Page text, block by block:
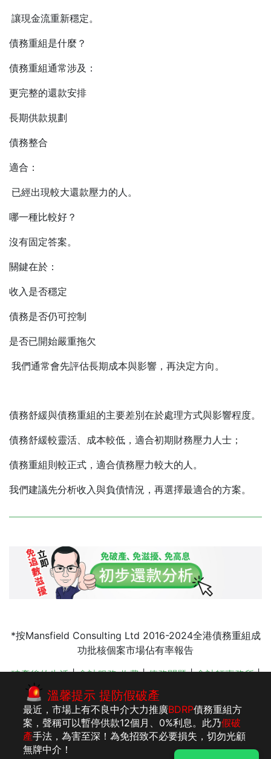
讓現金流重新穩定。
債務重組是什麼？
債務重組通常涉及：
更完整的還款安排
長期供款規劃
債務整合
適合：
已經出現較大還款壓力的人。
哪一種比較好？
沒有固定答案。
關鍵在於：
收入是否穩定
債務是否仍可控制
是否已開始嚴重拖欠
我們通常會先評估長期成本與影響，再決定方向。
債務舒緩與債務重組的主要差別在於處理方式與影響程度。
債務舒緩較靈活、成本較低，適合初期財務壓力人士；
債務重組則較正式，適合債務壓力較大的人。
我們建議先分析收入與負債情況，再選擇最適合的方案。
*按Mansfield Consulting Ltd 2016-2024全港債務重組成
功批核個案市場佔有率報告
破產後的生活|會計服務 收費|債務問題|會計師事務所|
IVA 債務重組|破產申請| 樓按比較
條例|停止追數滋擾
法律聲明 私隱聲明及收集個人資料聲明
版權所有：李建
民執業會計師事
溫馨提示 提防假破產
最近，市場上有不良中介大力推廣BDRP債務重組方
案，聲稱可以暫停供款12個月、0%利息。此乃假破
產手法，為害至深！為免招致不必要損失，切勿光顧
無牌中介！